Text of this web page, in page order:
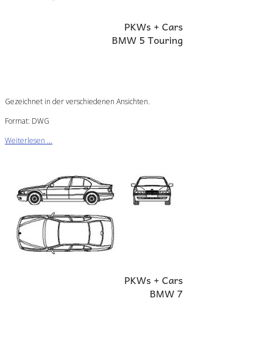
Gezeichnet in der verschiedenen Ansichten.
Format: DWG
Weiterlesen ...